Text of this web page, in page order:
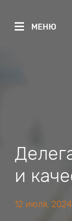
МЕНЮ
и
12 июля, 2024